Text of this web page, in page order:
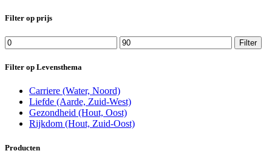
Filter op prijs
Min.
prijs
Max.
prijs
Filter
Filter op Levensthema
Carriere (Water, Noord)
Liefde (Aarde, Zuid-West)
Gezondheid (Hout, Oost)
Rijkdom (Hout, Zuid-Oost)
Producten